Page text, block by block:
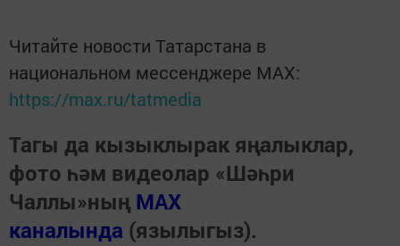
Читайте новости Татарстана в
национальном мессенджере MАХ:
https://max.ru/tatmedia
Тагы да кызыклырак яңалыклар,
фото һәм видеолар «Шәһри
Чаллы»ның MAX
каналында (язылыгыз).